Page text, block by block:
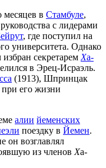
в Стамбуле,
с лидерами
, где поступил на
университета. Однако
секретарем Ха-
в Эрец-Исраэль.
(1913), Шпринцак
его жизни
алии йеменских
поездку в Йемен.
он возглавлял
из членов Ха-